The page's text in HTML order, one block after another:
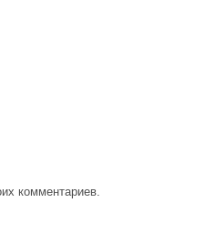
комментариев.